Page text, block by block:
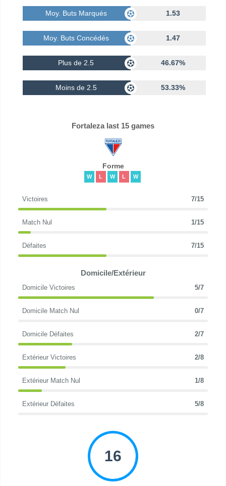
Moy. Buts Marqués 1.53
Moy. Buts Concédés 1.47
Plus de 2.5 46.67%
Moins de 2.5 53.33%
Fortaleza last 15 games
Forme
W L W L W
Victoires 7/15
Match Nul 1/15
Défaites 7/15
Domicile/Extérieur
Domicile Victoires 5/7
Domicile Match Nul 0/7
Domicile Défaites 2/7
Extérieur Victoires 2/8
Extérieur Match Nul 1/8
Extérieur Défaites 5/8
16